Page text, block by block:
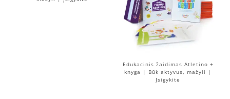
Edukacinis žaidimas Atletino +
knyga | Būk aktyvus, mažyli |
Įsigykite